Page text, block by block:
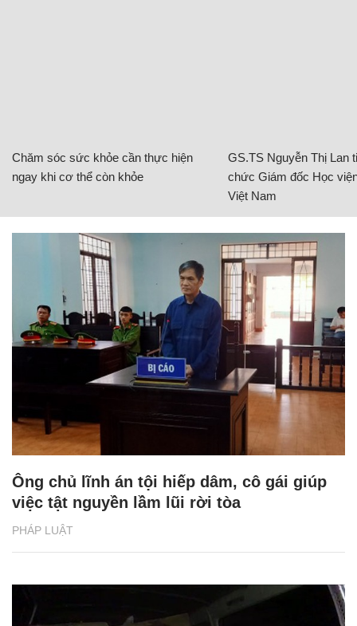
Chăm sóc sức khỏe cần thực hiện
ngay khi cơ thể còn khỏe
GS.TS Nguyễn Thị Lan
chức Giám đốc Học
Việt Nam
PHÁP LUẬT
Ông chủ lĩnh án tội hiếp dâm, cô gái giúp
việc tật nguyền lầm lũi rời tòa